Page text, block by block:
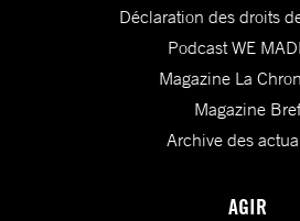
Déclaration des droits
Podcast WE
Magazine La
Magazine Bref
Archive des
AGIR